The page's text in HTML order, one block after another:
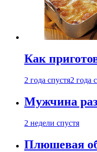
Как
2 года спустя2 года
Мужчина
2 недели спустя
Плюшевая